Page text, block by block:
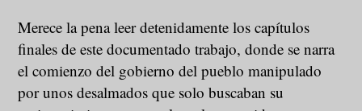
Merece la pena leer detenidamente los capítulos
finales de este documentado trabajo, donde se narra
el comienzo del gobierno del pueblo manipulado
por unos desalmados que solo buscaban su